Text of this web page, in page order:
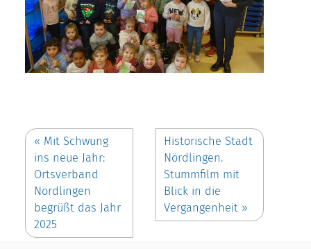
« Mit Schwung
ins neue Jahr:
Ortsverband
Nördlingen
begrüßt das Jahr
2025
Historische Stadt
Nördlingen.
Stummfilm mit
Blick in die
Vergangenheit »